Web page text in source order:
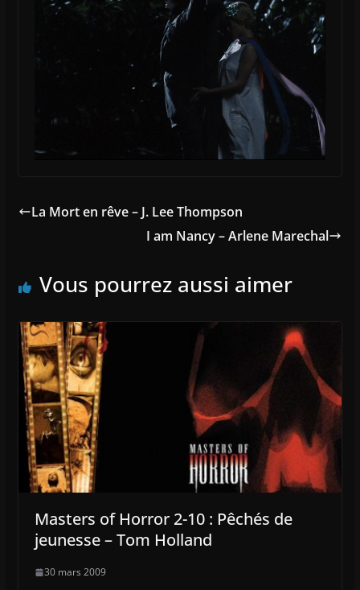
La Mort en rêve – J. Lee Thompson
I am Nancy – Arlene Marechal
Vous pourrez aussi aimer
Masters of Horror 2-10 : Pêchés de
jeunesse – Tom Holland
30 mars 2009